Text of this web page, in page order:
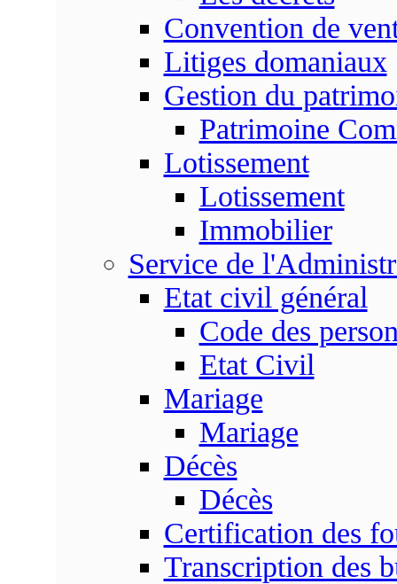
Convention de
Litiges domaniaux
Gestion du
Patrimoine
Lotissement
Lotissement
Immobilier
Service de
Etat civil général
Code des
Etat Civil
Mariage
Mariage
Décès
Décès
Certification des
Transcription des